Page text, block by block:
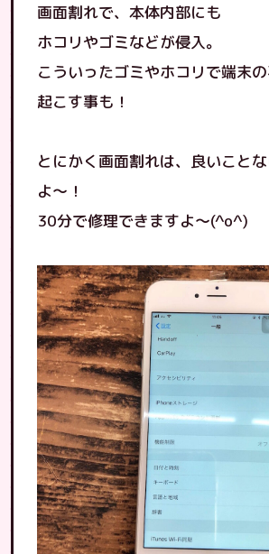
画面割れで、本体内部にも
ホコリやゴミなどが侵入。
こういったゴミやホコリで端末
起こす事も！
とにかく画面割れは、良いこと
よ〜！
30分で修理できますよ〜(^o^)